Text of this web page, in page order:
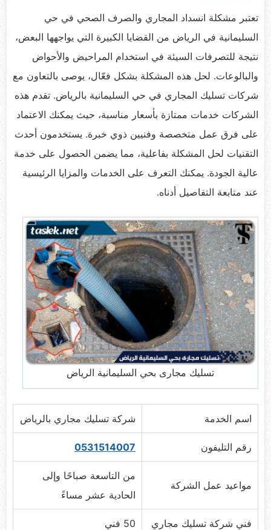
تعتبر مشكلة انسداد المجاري والصرف الصحي في حي
السليمانية في الرياض من القضايا الكبيرة التي يواجهها البعض،
نتيجة للتصرفات السيئة في استخدام المراحيض والأحواض
والبالوعات. لحل هذه المشكلة بشكل فعّال، يوصى بالتعاون مع
شركات تسليك المجاري في حي السليمانية بالرياض. تقدم هذه
الشركات خدمات ممتازة بأسعار مناسبة، حيث يمكنك الاعتماد
على فرق عمل متخصصة وفنيين ذوي خبرة. يستخدمون أحدث
التقنيات لحل المشكلة بفاعلية، مما يضمن الحصول على خدمة
عالية الجودة. يمكنك التعرف على الخدمات والمزايا الرئيسية
عند متابعة التفاصيل أدناه.
تسليك مجارى بحي السليمانية الرياض
اسم الخدمة شركة تسليك مجاري بالرياض
رقم التليفون 0531514007
مواعيد عمل الشركة
من التاسعة صباحًا وإلى
الحادية عشر مساءً
فني شركة تسليك مجاري 50 فني